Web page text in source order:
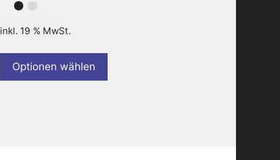
inkl. 19 % MwSt.
Optionen wählen